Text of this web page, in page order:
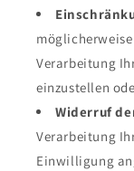
Verarbeitung
einzustellen
Widerruf
Verarbeitung
Einwilligung